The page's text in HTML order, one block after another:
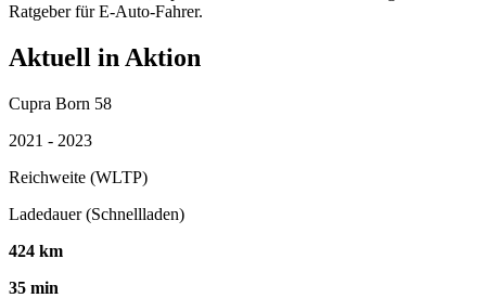
Ratgeber für E-Auto-Fahrer.
Aktuell in Aktion
Cupra Born 58
2021 - 2023
Reichweite (WLTP)
Ladedauer (Schnellladen)
424 km
35 min